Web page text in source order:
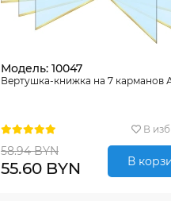
Модель: 10047
Вертушка-книжка на 7 карманов
В
58.94 BYN
55.60 BYN В